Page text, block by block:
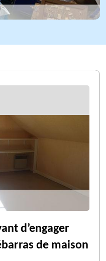
d’engager
de maison